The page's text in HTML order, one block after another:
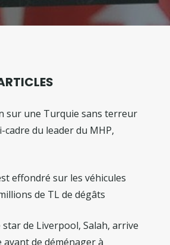
sur une Turquie sans terreur
cadre du leader du MHP,
effondré sur les véhicules
de TL de dégâts
star de Liverpool, Salah, arrive
de déménager à